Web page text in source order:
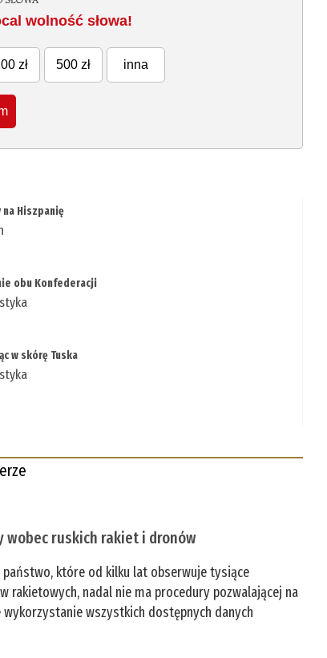
wolność słowa!
zł 500 zł inna
na Hiszpanię
obu Konfederacji
w skórę Tuska
wobec ruskich rakiet i dronów
państwo, które od kilku lat obserwuje tysiące
rakietowych, nadal nie ma procedury pozwalającej na
wszystkich dostępnych danych